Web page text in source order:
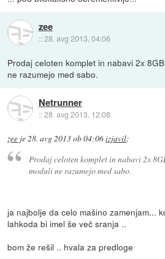
zee
::28. avg 2013, 04:06
Prodaj celoten komplet in nabavi 2x
ne razumejo med sabo.
Netrunner
::28. avg 2013, 12:08
zee je28. avg 2013 ob 04:06izjavil:
Prodaj celoten komplet in nabavi 2x
moduli ne razumejo med sabo.
ja najbolje da celo mašino zamenjam...
lahkoda bi imel še več sranja ..
bom že rešil .. hvala za predloge